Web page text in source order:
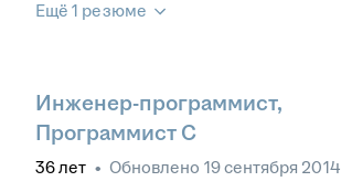
Ещё 1 резюме
Инженер-программист,
Программист С
36лет • Обновлено 19 сентября 2014